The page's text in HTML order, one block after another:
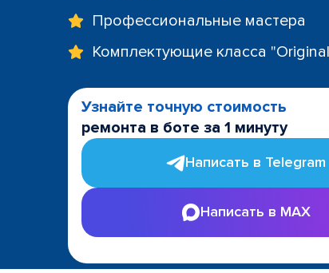
Профессиональные мастера
Комплектующие класса
Узнайте точную стоимость
ремонта в боте за 1 минуту
Написать в Telegram
Написать в MAX